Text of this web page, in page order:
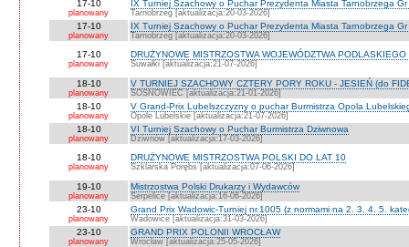
17-10
planowany
IX Turniej Szachowy o Puchar Prezydenta Miasta Tarnobrzega
Tarnobrzeg [aktualizacja:20-03-2026]
17-10
planowany
IX Turniej Szachowy o Puchar Prezydenta Miasta Tarnobrzega Gr
Tarnobrzeg [aktualizacja:20-03-2026]
17-10
planowany
DRUŻYNOWE MISTRZOSTWA WOJEWÓDZTWA
Suwałki [aktualizacja:21-07-2026]
18-10
planowany
V TURNIEJ SZACHOWY CZTERY PORY ROKU - JESIEŃ (do
SOSNOWIEC [aktualizacja:21-01-2026]
18-10
planowany
V Grand-Prix Lubelszczyzny o puchar Burmistrza Opola
Opole Lubelskie [aktualizacja:21-07-2026]
18-10
planowany
VI Turniej Szachowy o Puchar Burmistrza Dziwnowa
Dziwnów [aktualizacja:17-03-2026]
18-10
planowany
DRUŻYNOWE MISTRZOSTWA POLSKI DO LAT 10
Szklarska Porębs [aktualizacja:07-06-2026]
19-10
planowany
Mistrzostwa Polski Drukarzy i Wydawców
Serpelice [aktualizacja:16-06-2026]
23-10
planowany
Grand Prix Wadowic-Turniej nr.1005 (z normami na 2. 3. 4. 5.
Wadowice [aktualizacja:31-03-2026]
23-10
planowany
GRAND PRIX POLONII WROCŁAW
Wrocław [aktualizacja:25-05-2026]